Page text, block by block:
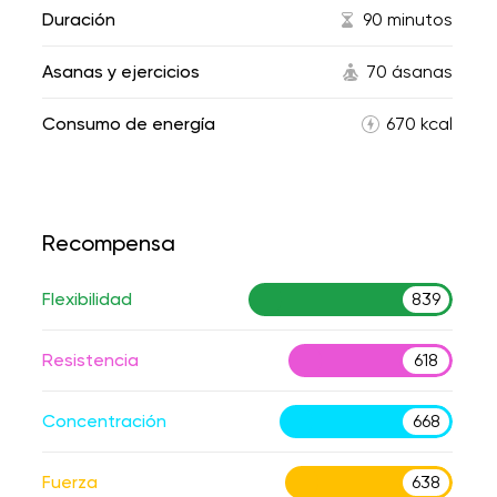
Duración 90 minutos
Asanas y ejercicios 70 ásanas
Consumo de energía 670 kcal
Recompensa
Flexibilidad 839
Resistencia 618
Concentración 668
Fuerza 638